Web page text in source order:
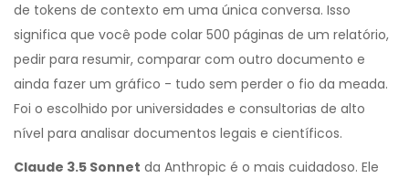
de tokens de contexto em uma única conversa. Isso
significa que você pode colar 500 páginas de um relatório,
pedir para resumir, comparar com outro documento e
ainda fazer um gráfico - tudo sem perder o fio da meada.
Foi o escolhido por universidades e consultorias de alto
nível para analisar documentos legais e científicos.
Claude 3.5 Sonnet da Anthropic é o mais cuidadoso. Ele